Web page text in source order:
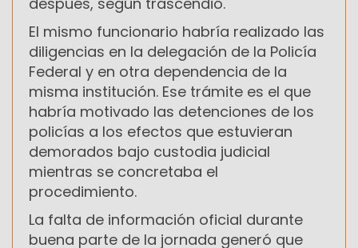
El mismo funcionario habría realizado las
diligencias en la delegación de la Policía
Federal y en otra dependencia de la
misma institución. Ese trámite es el que
habría motivado las detenciones de los
policías a los efectos que estuvieran
demorados bajo custodia judicial
mientras se concretaba el
procedimiento.
La falta de información oficial durante
buena parte de la jornada generó que